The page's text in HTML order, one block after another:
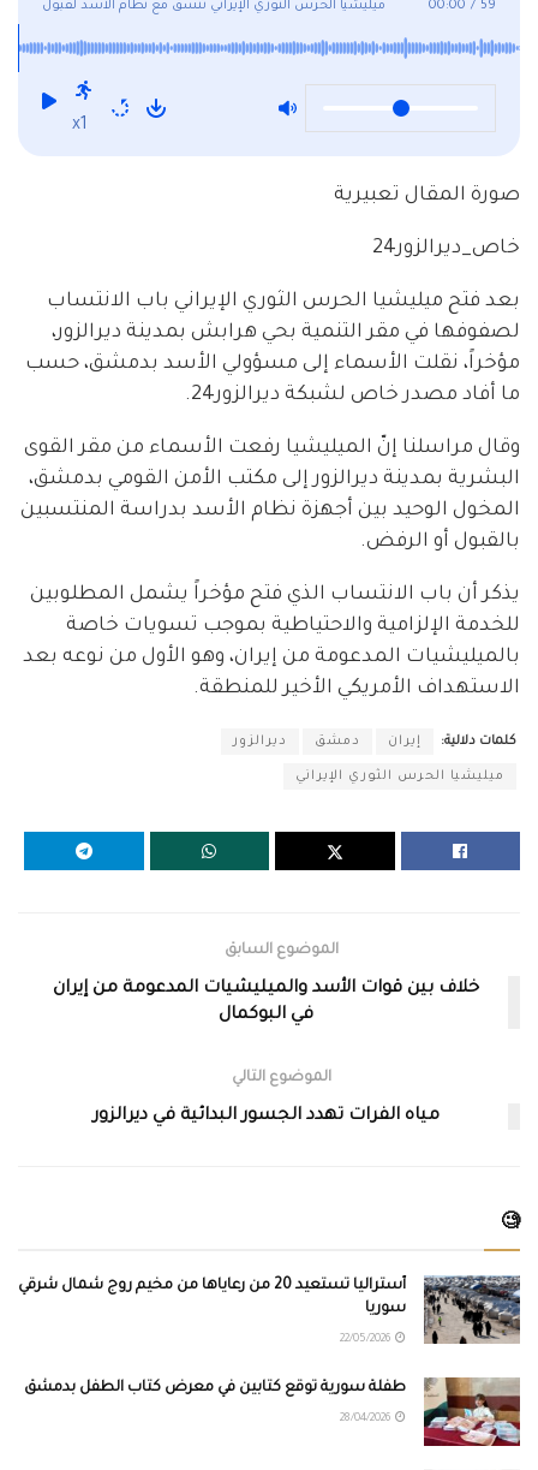
ميليشيا الحرس الثوري الإيراني تنسق مع نظام الأسد لقبول
متطوعين جدد في ديرالزور
00:00 / 59
x1
صورة المقال تعبيرية
خاص_ديرالزور24
بعد فتح ميليشيا الحرس الثوري الإيراني باب الانتساب
لصفوفها في مقر التنمية بحي هرابش بمدينة ديرالزور،
مؤخراً، نقلت الأسماء إلى مسؤولي الأسد بدمشق، حسب
ما أفاد مصدر خاص لشبكة ديرالزور24.
وقال مراسلنا إنّ الميليشيا رفعت الأسماء من مقر القوى
البشرية بمدينة ديرالزور إلى مكتب الأمن القومي بدمشق،
المخول الوحيد بين أجهزة نظام الأسد بدراسة المنتسبين
بالقبول أو الرفض.
يذكر أن باب الانتساب الذي فتح مؤخراً يشمل المطلوبين
للخدمة الإلزامية والاحتياطية بموجب تسويات خاصة
بالميليشيات المدعومة من إيران، وهو الأول من نوعه بعد
الاستهداف الأمريكي الأخير للمنطقة.
كلمات دلالية: إيران دمشق ديرالزور
ميليشيا الحرس الثوري الإيراني
الموضوع السابق
خلاف بين قوات الأسد والميليشيات المدعومة من إيران
في البوكمال
الموضوع التالي
مياه الفرات تهدد الجسور البدائية في ديرالزور
🧐
أستراليا تستعيد 20 من رعاياها من مخيم روج شمال شرقي
سوريا
طفلة سورية توقع كتابين في معرض كتاب الطفل بدمشق